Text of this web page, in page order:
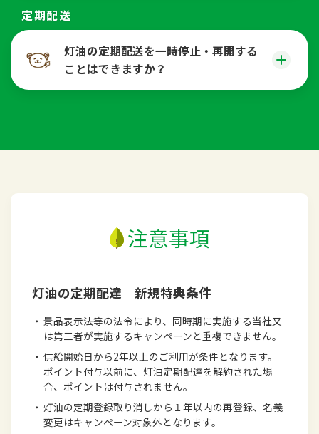
定期配送
灯油の定期配送を一時停止・再開する
ことはできますか？
注意事項
灯油の定期配達 新規特典条件
・ 景品表示法等の法令により、同時期に実施する当社又
は第三者が実施するキャンペーンと重複できません。
・ 供給開始日から2年以上のご利用が条件となります。
ポイント付与以前に、灯油定期配達を解約された場
合、ポイントは付与されません。
・ 灯油の定期登録取り消しから１年以内の再登録、名義
変更はキャンペーン対象外となります。